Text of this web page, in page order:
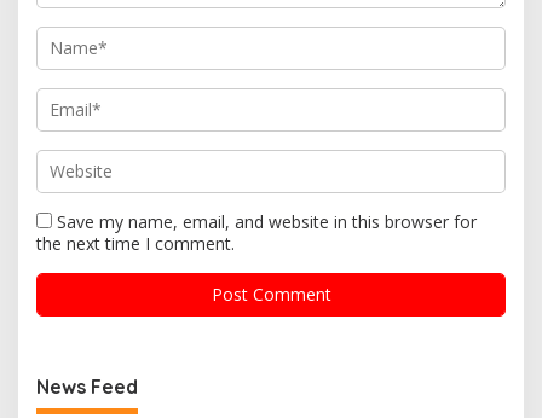
Save my name, email, and website in this browser for
the next time I comment.
News Feed